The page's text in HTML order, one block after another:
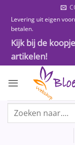
naar
inhoud
Levering uit eigen
betalen.
Kijk bij de
artikelen!
Zoeken